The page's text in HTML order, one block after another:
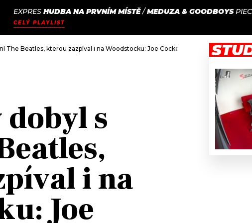
JAK
NALADIT
EXPRES HUDBA NA PRVNÍM MÍSTĚ/MEDUZA & GOODBOYS
CELÝ PLAYLIST
The Beatles, kterou zazpíval i na Woodstocku: Joe Cocker by oslavil narozeniny
s
i na
Joe